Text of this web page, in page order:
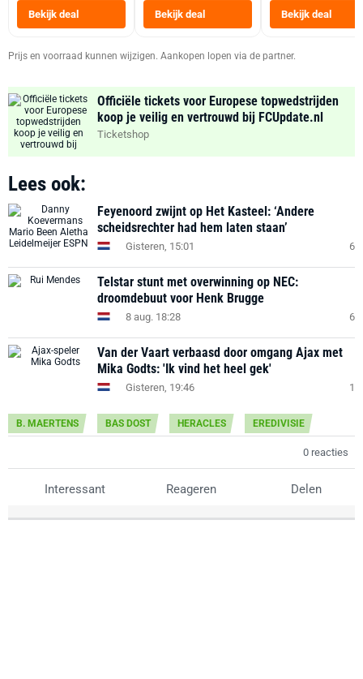
Bekijk deal Bekijk deal
Heteluchtfriteuse
Zwart
Bekijk deal
Prijs en voorraad kunnen wijzigen. Aankopen lopen via de partner.
Officiële tickets voor Europese topwedstrijden
koop je veilig en vertrouwd bij FCUpdate.nl
Ticketshop
Lees ook:
Feyenoord zwijnt op Het Kasteel: ‘Andere
scheidsrechter had hem laten staan’
Gisteren, 15:01 6
Telstar stunt met overwinning op NEC:
droomdebuut voor Henk Brugge
8 aug. 18:28 6
Van der Vaart verbaasd door omgang Ajax met
Mika Godts: 'Ik vind het heel gek'
Gisteren, 19:46 1
B. MAERTENS BAS DOST HERACLES EREDIVISIE
0 reacties
Interessant Reageren Delen